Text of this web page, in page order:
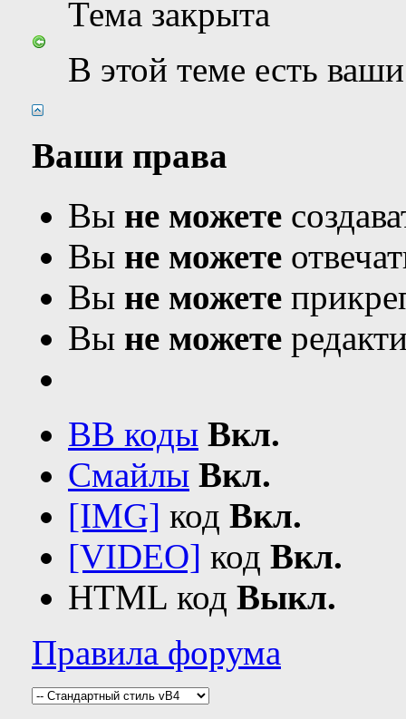
Тема закрыта
В этой теме есть
Ваши права
Вы не можете
Вы не можете
Вы не можете
Вы не можете
BB коды Вкл.
Смайлы Вкл.
[IMG] код Вкл.
[VIDEO] код Вкл.
HTML код Выкл.
Правила форума